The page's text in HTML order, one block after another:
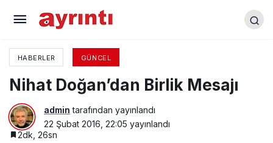
HABERLER GÜNCEL
Nihat Doğan’dan Birlik Mesajı
admin tarafından yayınlandı
22 Şubat 2016, 22:05 yayınlandı
2dk, 26sn
“İlçeler Çevre Sorunlarını Belirliyor” Çalıştayı
Yenişehir’de yapıldı